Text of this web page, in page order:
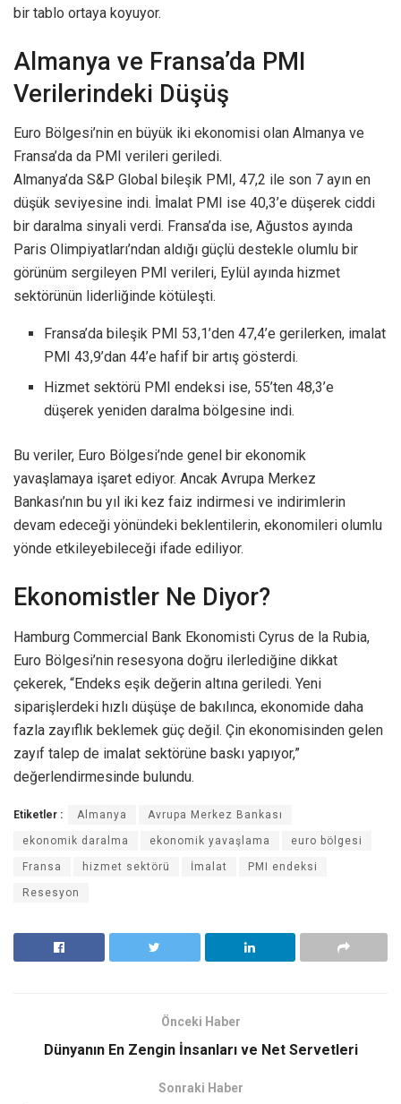
bir tablo ortaya koyuyor.
Almanya ve Fransa’da PMI
Verilerindeki Düşüş
Euro Bölgesi’nin en büyük iki ekonomisi olan Almanya ve
Fransa’da da PMI verileri geriledi.
Almanya’da S&P Global bileşik PMI, 47,2 ile son 7 ayın en
düşük seviyesine indi. İmalat PMI ise 40,3’e düşerek ciddi
bir daralma sinyali verdi. Fransa’da ise, Ağustos ayında
Paris Olimpiyatları’ndan aldığı güçlü destekle olumlu bir
görünüm sergileyen PMI verileri, Eylül ayında hizmet
sektörünün liderliğinde kötüleşti.
Fransa’da bileşik PMI 53,1’den 47,4’e gerilerken, imalat
PMI 43,9’dan 44’e hafif bir artış gösterdi.
Hizmet sektörü PMI endeksi ise, 55’ten 48,3’e
düşerek yeniden daralma bölgesine indi.
Bu veriler, Euro Bölgesi’nde genel bir ekonomik
yavaşlamaya işaret ediyor. Ancak Avrupa Merkez
Bankası’nın bu yıl iki kez faiz indirmesi ve indirimlerin
devam edeceği yönündeki beklentilerin, ekonomileri olumlu
yönde etkileyebileceği ifade ediliyor.
Ekonomistler Ne Diyor?
Hamburg Commercial Bank Ekonomisti Cyrus de la Rubia,
Euro Bölgesi’nin resesyona doğru ilerlediğine dikkat
çekerek, “Endeks eşik değerin altına geriledi. Yeni
siparişlerdeki hızlı düşüşe de bakılınca, ekonomide daha
fazla zayıflık beklemek güç değil. Çin ekonomisinden gelen
zayıf talep de imalat sektörüne baskı yapıyor,”
değerlendirmesinde bulundu.
Etiketler : Almanya Avrupa Merkez Bankası
ekonomik daralma ekonomik yavaşlama euro bölgesi
Fransa hizmet sektörü İmalat PMI endeksi
Resesyon
Önceki Haber
Dünyanın En Zengin İnsanları ve Net Servetleri
Sonraki Haber